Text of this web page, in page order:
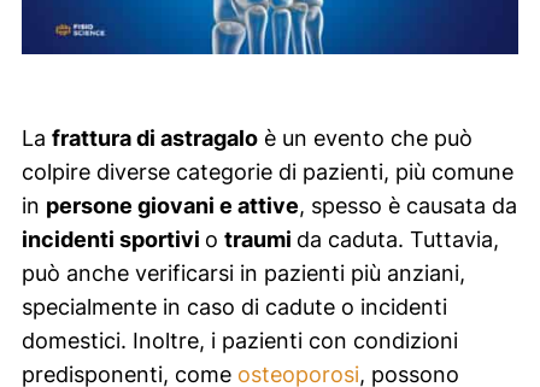
La frattura di astragaloè un evento che può
colpire diverse categorie di pazienti, più comune
in persone giovani e attive, spesso è causata da
incidenti sportivi o traumi da caduta. Tuttavia,
può anche verificarsi in pazienti più anziani,
specialmente in caso di cadute o incidenti
domestici. Inoltre, i pazienti con condizioni
predisponenti, come osteoporosi, possono